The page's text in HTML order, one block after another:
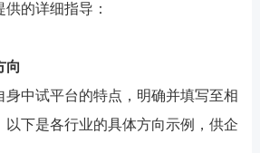
的详细指导：
向
身中试平台的特点，明确并填写至相
以下是各行业的具体方向示例，供企